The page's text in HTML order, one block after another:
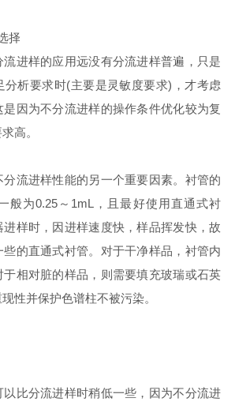
择
进样的应用远没有分流进样普遍，只是
分析要求时(主要是灵敏度要求)，才考虑
因为不分流进样的操作条件优化较为复
高。
流进样性能的另一个重要因素。衬管的
般为0.25～1mL，且最好使用直通式衬
样时，因进样速度快，样品挥发快，故
的直通式衬管。对于干净样品，衬管内
相对脏的样品，则需要填充玻瑞或石英
性并保护色谱柱不被污染。
比分流进样时稍低一些，因为不分流进